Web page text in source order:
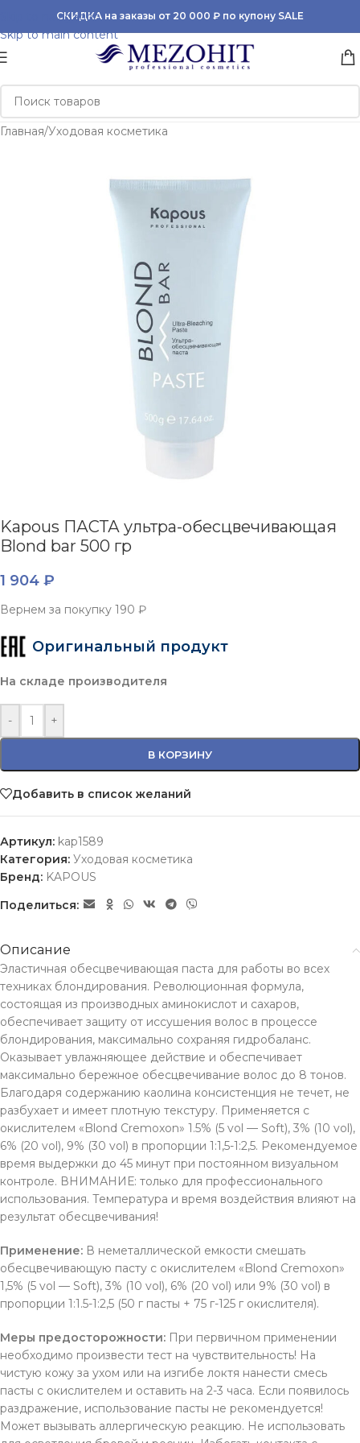
Skip to navigation
Skip to main content
СКИДКА на заказы от 20 000 ₽ по купону SALE
Главная/Уходовая косметика
Kapous ПАСТА ультра-обесцвечивающая
Blond bar 500 гр
1 904 ₽
Вернем за покупку 190 ₽
Оригинальный продукт
На складе производителя
- +
В КОРЗИНУ
Добавить в список желаний
Артикул: kap1589
Категория: Уходовая косметика
Бренд: KAPOUS
Поделиться:
Описание
Эластичная обесцвечивающая паста для работы во всех
техниках блондирования. Революционная формула,
состоящая из производных аминокислот и сахаров,
обеспечивает защиту от иссушения волос в процессе
блондирования, максимально сохраняя гидробаланс.
Оказывает увлажняющее действие и обеспечивает
максимально бережное обесцвечивание волос до 8 тонов.
Благодаря содержанию каолина консистенция не течет, не
разбухает и имеет плотную текстуру. Применяется с
окислителем «Blond Cremoxon» 1.5% (5 vol — Soft), 3% (10 vol),
6% (20 vol), 9% (30 vol) в пропорции 1:1,5-1:2,5. Рекомендуемое
время выдержки до 45 минут при постоянном визуальном
контроле. ВНИМАНИЕ: только для профессионального
использования. Температура и время воздействия влияют на
результат обесцвечивания!
Применение: В неметаллической емкости смешать
обесцвечивающую пасту с окислителем «Blond Cremoxon»
1,5% (5 vol — Soft), 3% (10 vol), 6% (20 vol) или 9% (30 vol) в
пропорции 1:1.5-1:2,5 (50 г пасты + 75 г-125 г окислителя).
Меры предосторожности: При первичном применении
необходимо произвести тест на чувствительность! На
чистую кожу за ухом или на изгибе локтя нанести смесь
пасты с окислителем и оставить на 2-3 часа. Если появилось
раздражение, использование пасты не рекомендуется!
Может вызывать аллергическую реакцию. Не использовать